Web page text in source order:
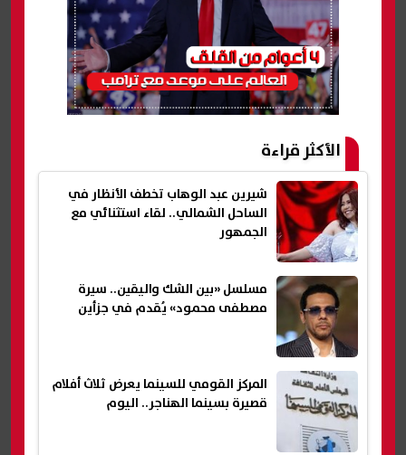
الأكثر قراءة
شيرين عبد الوهاب تخطف الأنظار في
الساحل الشمالي.. لقاء استثنائي مع
الجمهور
مسلسل «بين الشك واليقين.. سيرة
مصطفى محمود» يُقدم في جزأين
المركز القومي للسينما يعرض ثلاث أفلام
قصيرة بسينما الهناجر.. اليوم